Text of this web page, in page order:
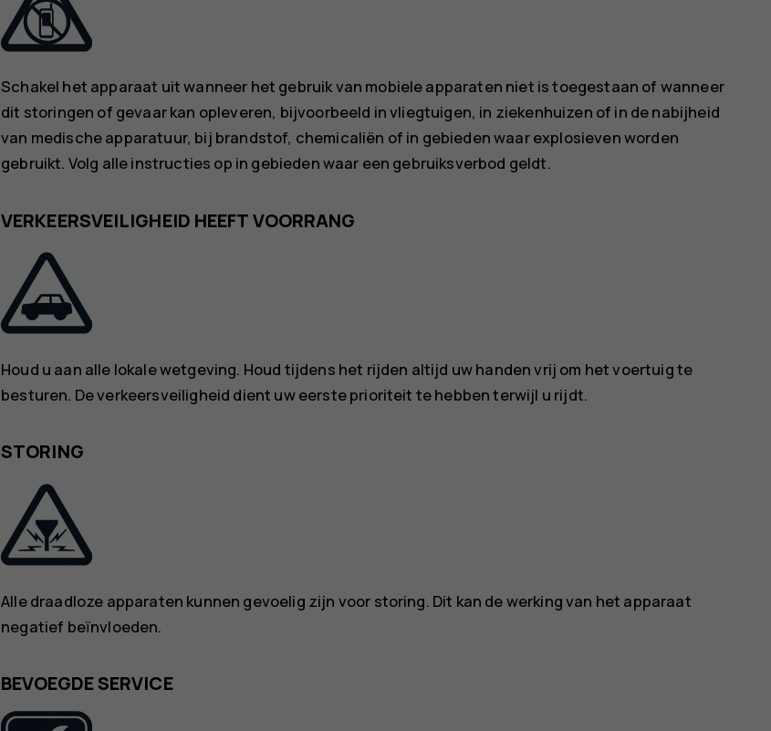
Schakel het apparaat uit wanneer het gebruik van mobiele apparaten niet is toegestaan of wanneer
dit storingen of gevaar kan opleveren, bijvoorbeeld in vliegtuigen, in ziekenhuizen of in de nabijheid
van medische apparatuur, bij brandstof, chemicaliën of in gebieden waar explosieven worden
gebruikt. Volg alle instructies op in gebieden waar een gebruiksverbod geldt.
VERKEERSVEILIGHEID HEEFT VOORRANG
Houd u aan alle lokale wetgeving. Houd tijdens het rijden altijd uw handen vrij om het voertuig te
besturen. De verkeersveiligheid dient uw eerste prioriteit te hebben terwijl u rijdt.
STORING
Alle draadloze apparaten kunnen gevoelig zijn voor storing. Dit kan de werking van het apparaat
negatief beïnvloeden.
BEVOEGDE SERVICE